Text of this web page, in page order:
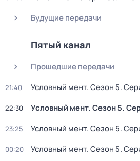
Будущие передачи
Пятый канал
Прошедшие передачи
21:40 Условный мент. Сезон 5.
22:30 Условный мент. Сезон 5.
23:25 Условный мент. Сезон 5.
00:20 Условный мент. Сезон 5.